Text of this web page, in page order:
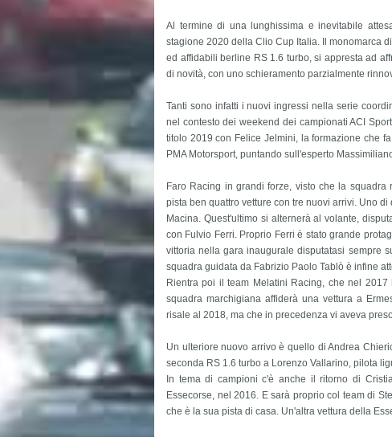
Al termine di una lunghissima e inevitabile
stagione 2020 della Clio Cup Italia. Il monomarca
ed affidabili berline RS 1.6 turbo, si appresta ad
di novità, con uno schieramento parzialmente
Tanti sono infatti i nuovi ingressi nella serie
nel contesto dei weekend dei campionati ACI
titolo 2019 con Felice Jelmini, la formazione che
PMA Motorsport, puntando sull'esperto
Faro Racing in grandi forze, visto che la
pista ben quattro vetture con tre nuovi arrivi. Uno
Macina. Quest'ultimo si alternerà al volante,
con Fulvio Ferri. Proprio Ferri è stato grande
vittoria nella gara inaugurale disputatasi sempre
squadra guidata da Fabrizio Paolo Tablò è infine
Rientra poi il team Melatini Racing, che nel
squadra marchigiana affiderà una vettura a
risale al 2018, ma che in precedenza vi aveva
Un ulteriore nuovo arrivo è quello di Andrea
seconda RS 1.6 turbo a Lorenzo Vallarino, pilota
In tema di campioni c'è anche il ritorno di
Essecorse, nel 2016. E sarà proprio col team di
che è la sua pista di casa. Un'altra vettura della